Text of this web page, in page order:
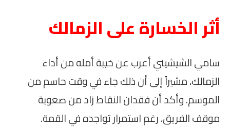
أثر الخسارة على الزمالك
سامي الشيشيني أعرب عن خيبة أمله من أداء
الزمالك، مشيراً إلى أن ذلك جاء في وقت حاسم من
الموسم. وأكد أن فقدان النقاط زاد من صعوبة
موقف الفريق، رغم استمرار تواجده في القمة.